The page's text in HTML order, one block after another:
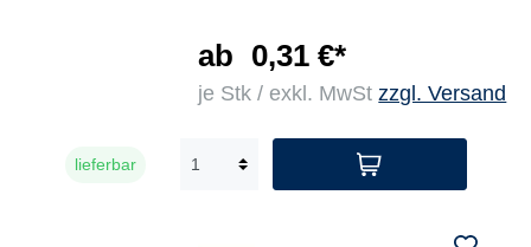
ab 0,31 €*
je Stk / exkl. MwStzzgl. Versand
lieferbar